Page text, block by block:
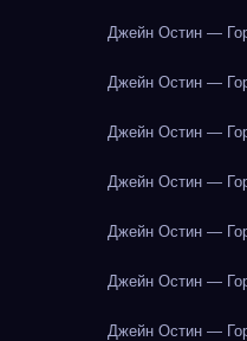
Джейн Остин —
Джейн Остин —
Джейн Остин —
Джейн Остин —
Джейн Остин —
Джейн Остин —
Джейн Остин —